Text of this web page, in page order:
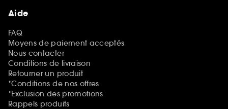
Aide
FAQ
Moyens de paiement acceptés
Nous contacter
Conditions de livraison
Retourner un produit
*Conditions de nos offres
*Exclusion des promotions
Rappels produits